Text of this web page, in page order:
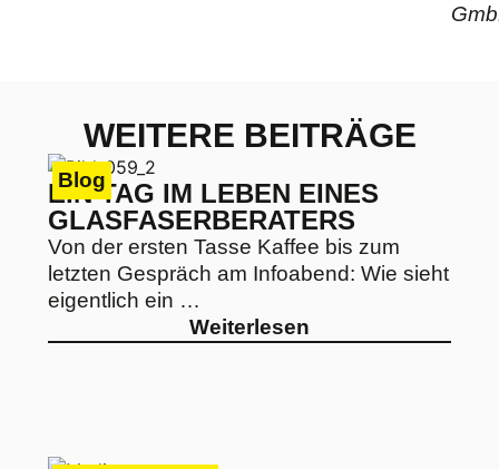
WEITERE BEITRÄGE
Blog
EIN TAG IM LEBEN EINES
GLASFASERBERATERS
Von der ersten Tasse Kaffee bis zum
letzten Gespräch am Infoabend: Wie sieht
eigentlich ein …
Weiterlesen